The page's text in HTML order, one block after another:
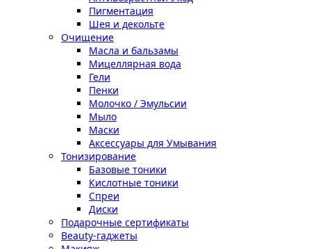
Пигментация
Шея и декольте
Очищение
Масла и бальзамы
Мицеллярная вода
Гели
Пенки
Молочко / Эмульсии
Мыло
Маски
Аксессуары для Умывания
Тонизирование
Базовые тоники
Кислотные тоники
Спреи
Диски
Подарочные сертификаты
Beauty-гаджеты